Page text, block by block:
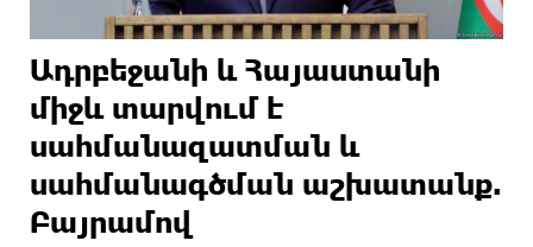
Ադրբեջանի և Հայաստանի
միջև տարվում է
սահմանազատման և
սահմանագծման աշխատանք.
Բայրամով